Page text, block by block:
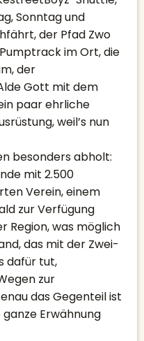
Sonntag und
der Pfad Zwo
im Ort, die
der
Gott mit dem
paar ehrliche
weil’s nun
besonders abholt:
mit 2.500
Verein, einem
zur Verfügung
Region, was möglich
das mit der Zwei-
dafür tut,
zur
das Gegenteil ist
Erwähnung